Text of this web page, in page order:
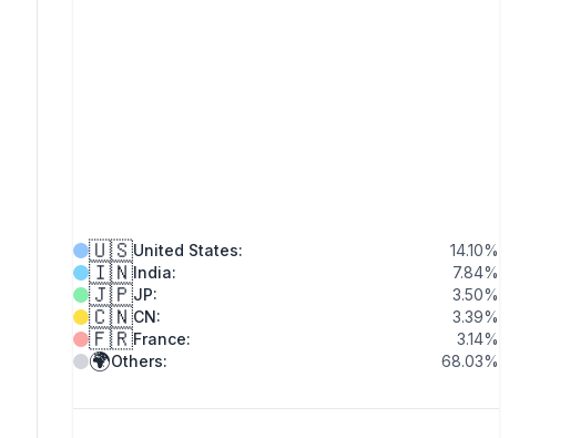
🇺🇸United States: 14.10%
🇮🇳India: 7.84%
🇯🇵JP: 3.50%
🇨🇳CN: 3.39%
🇫🇷France: 3.14%
🌍Others: 68.03%